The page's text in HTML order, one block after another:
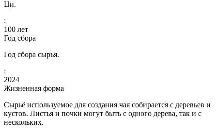
Ци.
:
100 лет
Год сбора
Год сбора сырья.
:
2024
Жизненная форма
Сырьё используемое для создания чая собирается с деревьев и
кустов. Листья и почки могут быть с одного дерева, так и с
нескольких.